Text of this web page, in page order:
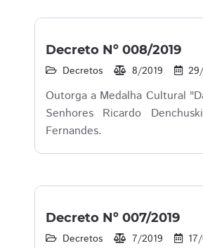
Decreto Nº 008/2019
Decretos 8/2019
Outorga a Medalha Cultural
Senhores Ricardo
Fernandes.
Decreto Nº 007/2019
Decretos 7/2019